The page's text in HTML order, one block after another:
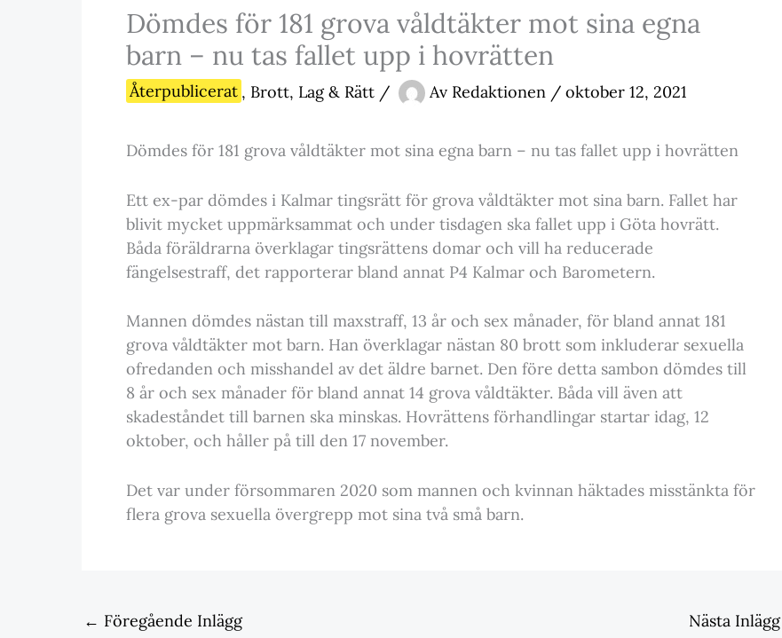
Dömdes för 181 grova våldtäkter mot sina egna
barn – nu tas fallet upp i hovrätten
Återpublicerat , Brott, Lag & Rätt / Av Redaktionen / oktober 12, 2021
Dömdes för 181 grova våldtäkter mot sina egna barn – nu tas fallet upp i hovrätten
Ett ex-par dömdes i Kalmar tingsrätt för grova våldtäkter mot sina barn. Fallet har
blivit mycket uppmärksammat och under tisdagen ska fallet upp i Göta hovrätt.
Båda föräldrarna överklagar tingsrättens domar och vill ha reducerade
fängelsestraff, det rapporterar bland annat P4 Kalmar och Barometern.
Mannen dömdes nästan till maxstraff, 13 år och sex månader, för bland annat 181
grova våldtäkter mot barn. Han överklagar nästan 80 brott som inkluderar sexuella
ofredanden och misshandel av det äldre barnet. Den före detta sambon dömdes till
8 år och sex månader för bland annat 14 grova våldtäkter. Båda vill även att
skadeståndet till barnen ska minskas. Hovrättens förhandlingar startar idag, 12
oktober, och håller på till den 17 november.
Det var under försommaren 2020 som mannen och kvinnan häktades misstänkta för
flera grova sexuella övergrepp mot sina två små barn.
← Föregående Inlägg Nästa Inlägg